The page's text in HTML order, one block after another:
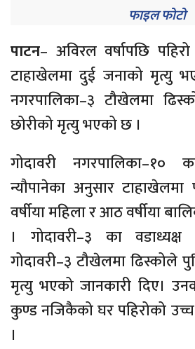
फाइल फोटो
पाटन– अविरल वर्षापछि
टाहाखेलमा दुई जनाको मृत्यु
नगरपालिका–३ टौखेलमा
छोरीको मृत्यु भएको छ ।
गोदावरी नगरपालिका–१०
न्यौपानेका अनुसारटाहाखेलमा
वर्षीया महिला र आठ वर्षीया
। गोदावरी–३ का वडाध्यक्ष
गोदावरी–३ टौखेलमा ढिस्कोले
मृत्यु भएको जानकारी दिए।
कुण्ड नजिकैको घर पहिरोको
।